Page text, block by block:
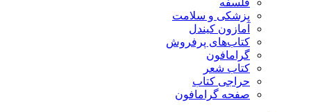
فلسفه
پزشکی و سلامت
آمازون کیندل
کتاب‌های پرفروش
گرامافون
کتاب شعر
حراجی کتاب
صفحه گرامافون